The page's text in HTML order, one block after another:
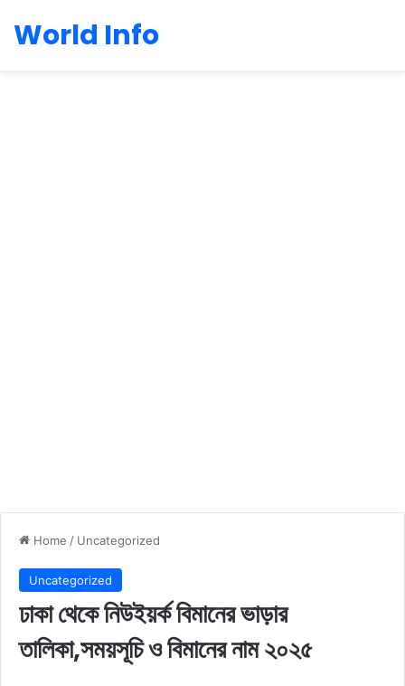
World Info
Home / Uncategorized
Uncategorized
ঢাকা থেকে নিউইয়র্ক বিমানের ভাড়ার
তালিকা,সময়সূচি ও বিমানের নাম ২০২৫